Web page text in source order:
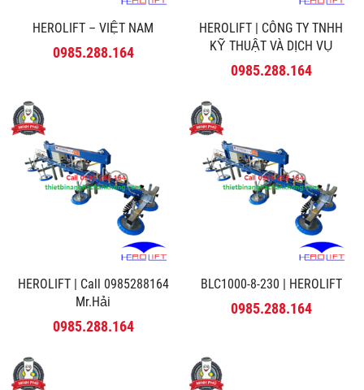
HEROLIFT – VIỆT NAM
0985.288.164
HEROLIFT | CÔNG TY TNHH
KỸ THUẬT VÀ DỊCH VỤ
MINH PHÚ
0985.288.164
HEROLIFT | Call 0985288164
Mr.Hải
0985.288.164
BLC1000-8-230 | HEROLIFT
0985.288.164